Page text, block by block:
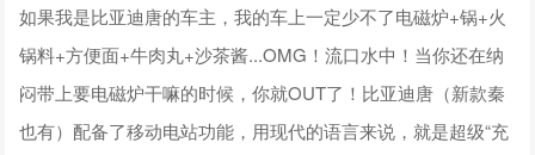
如果我是比亚迪唐的车主，我的车上一定少不了电磁炉+锅+火
锅料+方便面+牛肉丸+沙茶酱...OMG！流口水中！当你还在纳
闷带上要电磁炉干嘛的时候，你就OUT了！比亚迪唐（新款秦
也有）配备了移动电站功能，用现代的语言来说，就是超级“充